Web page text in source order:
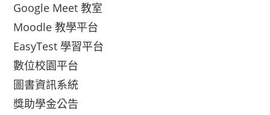
Google Meet 教室
Moodle 教學平台
EasyTest 學習平台
數位校園平台
圖書資訊系統
獎助學金公告